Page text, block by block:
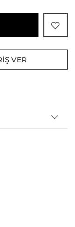
VER